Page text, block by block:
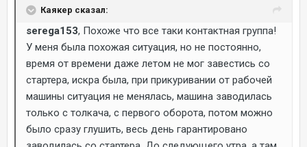
Каякер сказал:
serega153, Похоже что все таки контактная группа!
У меня была похожая ситуация, но не постоянно,
время от времени даже летом не мог завестись со
стартера, искра была, при прикуривании от рабочей
машины ситуация не менялась, машина заводилась
только с толкача, с первого оборота, потом можно
было сразу глушить, весь день гарантировано